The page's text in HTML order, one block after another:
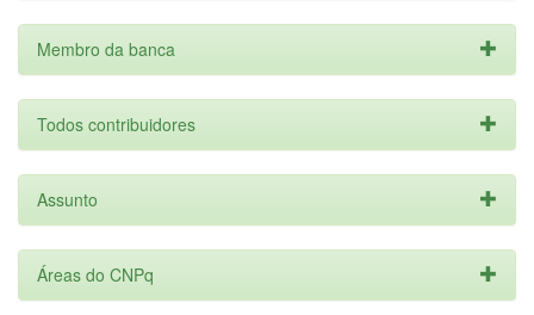
Membro da banca
Todos contribuidores
Assunto
Áreas do CNPq